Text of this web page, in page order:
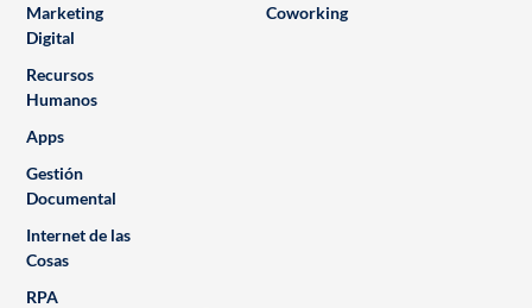
Marketing
Digital
Recursos
Humanos
Apps
Gestión
Documental
Internet de las
Cosas
RPA
Coworking